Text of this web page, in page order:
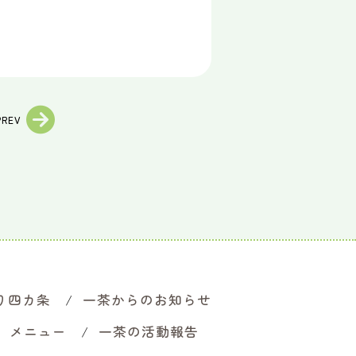
四カ条
一茶からのお知らせ
メニュー 一茶の活動報告